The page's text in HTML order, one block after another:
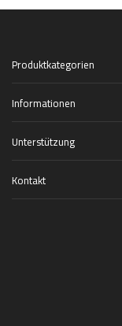
Produktkategorien
Informationen
Unterstützung
Kontakt